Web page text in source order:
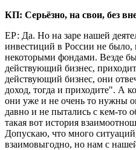
КП: Серьёзно, на свои, без
ЕР: Да. Но на заре нашей
инвестиций в России не было,
некоторыми фондами. Везде
действующий бизнес,
действующий бизнес, они
доход, тогда и приходите". А
они уже и не очень то нужны
давно и не пытались с кем-то
такая вот история
Допускаю, что много
взаимовыгодно, но нам с